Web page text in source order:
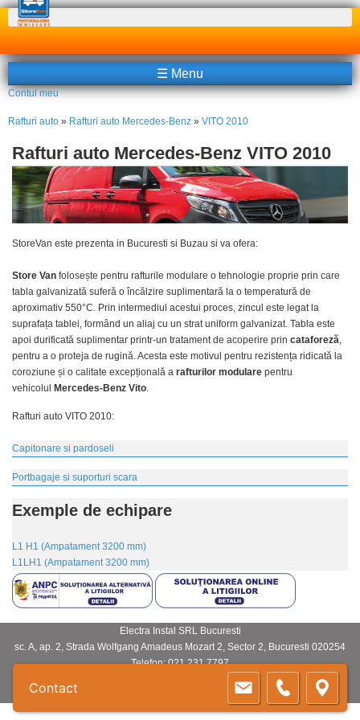
Căutare
☰ Menu
Contul meu
Rafturi auto » Rafturi auto Mercedes-Benz » VITO 2010
Rafturi auto Mercedes-Benz VITO 2010
StoreVan este prezenta in Bucuresti si Buzau si va ofera:
Store Van folosește pentru rafturile modulare o tehnologie proprie prin care
tabla galvanizată suferă o încălzire suplimentară la o temperatură de
aproximativ 550°C. Prin intermediul acestui proces, zincul este legat la
suprafața tablei, formând un aliaj cu un strat uniform galvanizat. Tabla este
apoi durificată suplimentar printr-un tratament de acoperire prin cataforeză,
pentru a o proteja de rugină. Acesta este motivul pentru rezistența ridicată la
coroziune și o calitate excepțională a rafturilor modulare pentru
vehicolul
Mercedes-Benz Vito.
Rafturi auto VITO 2010:
Capitonare si pardoseli
Portbagaje si suporturi scara
Exemple de echipare
L1 H1 (Ampatament 3200 mm)
L1LH1 (Ampatament 3200 mm)
Electra Instal SRL Bucuresti
sc. A, ap. 2, Strada Wolfgang Amadeus Mozart 2, Sector 2, Bucuresti 020254
Telefon:021 231 7797
copyright (c) 2014 - 2016 ElectraInstal.ro
Sitemap
Prelucrarea datelor cu caracter personal
Contact